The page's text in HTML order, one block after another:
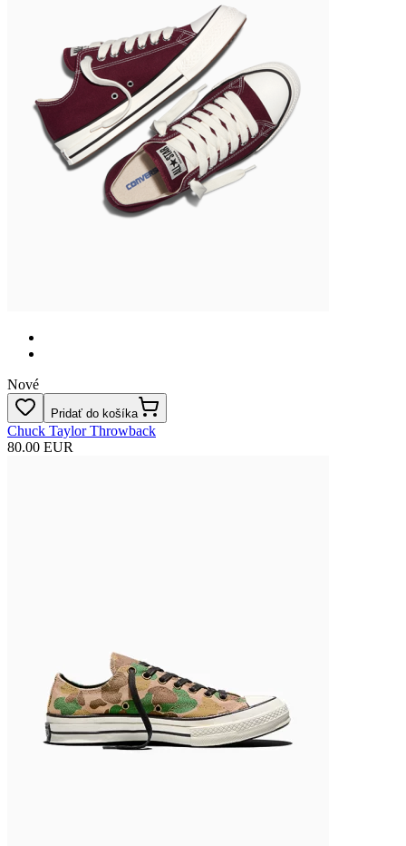
Nové
Pridať do košíka
Chuck Taylor Throwback
80.00 EUR